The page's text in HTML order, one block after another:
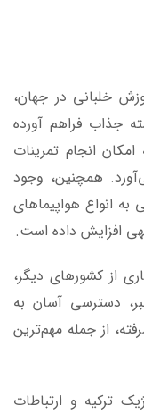
خلبانی در جهان،
جذاب فراهم آورده
انجام تمرینات
همچنین، وجود
انواع هواپیماهای
افزایش داده است.
از کشورهای دیگر،
دسترسی آسان به
از جمله مهم‌ترین
ترکیه و ارتباطات